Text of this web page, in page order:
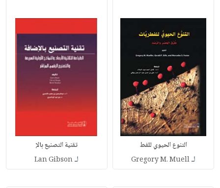
التنوع الحيوي للفط
لـGregory M. Muell
تقنية التصنيع بالإ
لـLan Gibson